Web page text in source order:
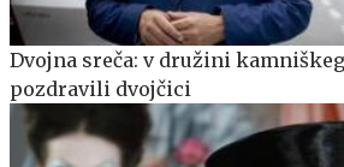
Dvojna sreča: v družini
pozdravili dvojčici